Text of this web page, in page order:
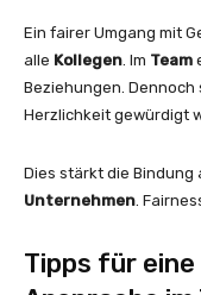
Ein fairer Umgang mit
alle Kollegen . Im Team
Beziehungen. Dennoch
Herzlichkeit gewürdigt
Dies stärkt die Bindung
Unternehmen .
Tipps für